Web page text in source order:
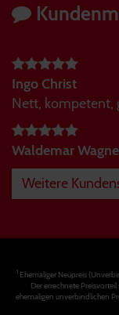
Ingo Christ
Nett, kompetent,
Waldemar
Weitere
1Ehemaliger Neupreis
Der errechnete
ehemaligen unverbindlichen